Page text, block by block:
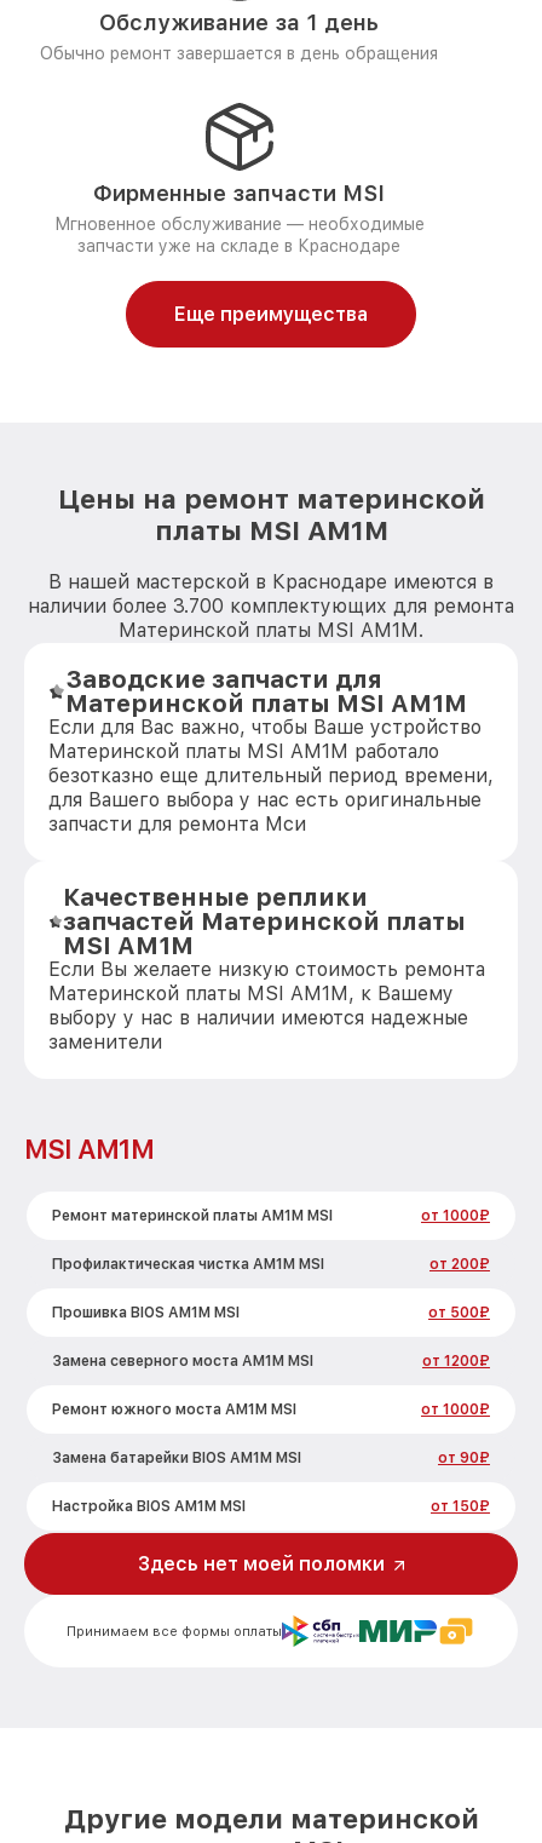
Обслуживание за 1 день
Обычно ремонт завершается в день обращения
Фирменные запчасти MSI
Мгновенное обслуживание — необходимые
запчасти уже на складе в Краснодаре
Еще преимущества
Цены на ремонт материнской
платы MSI AM1M
В нашей мастерской в Краснодаре имеются в
наличии более 3.700 комплектующих для ремонта
Материнской платы MSI AM1M.
Заводские запчасти для
Материнской платы MSI AM1M
Если для Вас важно, чтобы Ваше устройство
Материнской платы MSI AM1M работало
безотказно еще длительный период времени,
для Вашего выбора у нас есть оригинальные
запчасти для ремонта Мси
Качественные реплики
запчастей Материнской платы
MSI AM1M
Если Вы желаете низкую стоимость ремонта
Материнской платы MSI AM1M, к Вашему
выбору у нас в наличии имеются надежные
заменители
MSI AM1M
Ремонт материнской платы AM1M MSI от 1000₽
Профилактическая чистка AM1M MSI от 200₽
Прошивка BIOS AM1M MSI от 500₽
Замена северного моста AM1M MSI от 1200₽
Ремонт южного моста AM1M MSI от 1000₽
Замена батарейки BIOS AM1M MSI от 90₽
Настройка BIOS AM1M MSI от 150₽
Принимаем все формы оплаты
Здесь нет моей поломки
Другие модели материнской